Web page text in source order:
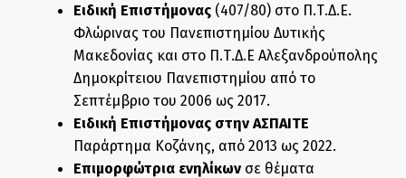
Ειδική Επιστήμονας (407/80) στο Π.Τ.Δ.Ε.
Φλώρινας του Πανεπιστημίου Δυτικής
Μακεδονίας και στο Π.Τ.Δ.Ε Αλεξανδρούπολης
Δημοκρίτειου Πανεπιστημίου από το
Σεπτέμβριο του 2006 ως 2017.
Ειδική Επιστήμονας στην ΑΣΠΑΙΤΕ
Παράρτημα Κοζάνης, από 2013 ως 2022.
Επιμορφώτρια ενηλίκων σε θέματα